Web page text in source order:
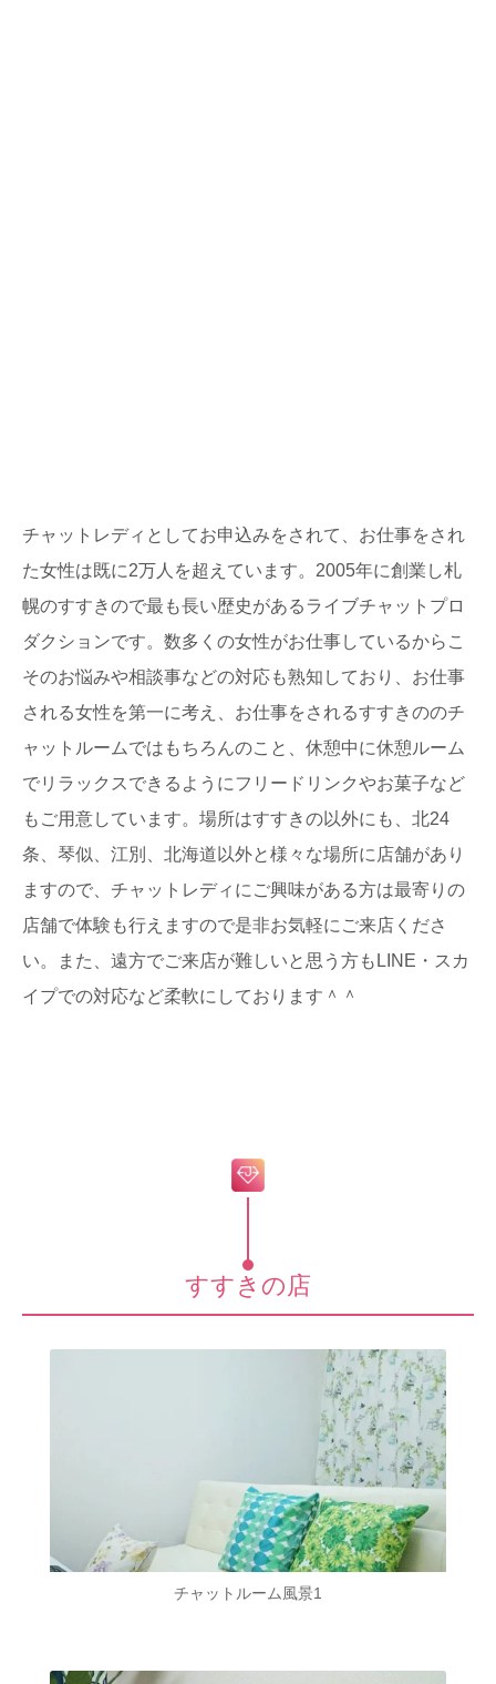
チャットレディとしてお申込みをされて、お仕事をされ
た女性は既に2万人を超えています。2005年に創業し札
幌のすすきので最も長い歴史があるライブチャットプロ
ダクションです。数多くの女性がお仕事しているからこ
そのお悩みや相談事などの対応も熟知しており、お仕事
される女性を第一に考え、お仕事をされるすすきののチ
ャットルームではもちろんのこと、休憩中に休憩ルーム
でリラックスできるようにフリードリンクやお菓子など
もご用意しています。場所はすすきの以外にも、北24
条、琴似、江別、北海道以外と様々な場所に店舗があり
ますので、チャットレディにご興味がある方は最寄りの
店舗で体験も行えますので是非お気軽にご来店くださ
い。また、遠方でご来店が難しいと思う方もLINE・スカ
イプでの対応など柔軟にしております＾＾
すすきの店
チャットルーム風景1